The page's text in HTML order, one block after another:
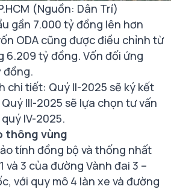
(Nguồn: Dân Trí)
gần 7.000 tỷ đồng lên hơn
ODA cũng được điều chỉnh từ
6.209 tỷ đồng. Vốn đối ứng
đồng.
chi tiết: Quý II-2025 sẽ ký kết
III-2025 sẽ lựa chọn tư vấn
IV-2025.
thông vùng
tính đồng bộ và thống nhất
3 của đường Vành đai 3 –
với quy mô 4 làn xe và đường